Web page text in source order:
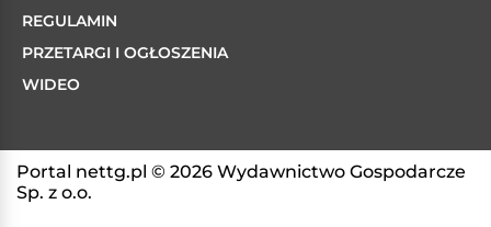
REGULAMIN
PRZETARGI I OGŁOSZENIA
WIDEO
Portal nettg.pl © 2026 Wydawnictwo Gospodarcze
Sp. z o.o.